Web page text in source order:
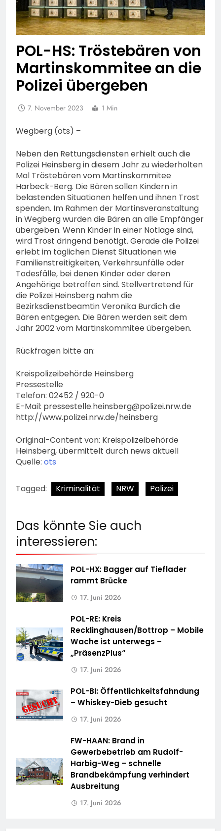
POL-HS: Tröstebären von
Martinskommitee an die
Polizei übergeben
7. November 2023 1 Min
Wegberg (ots) –
Neben den Rettungsdiensten erhielt auch die
Polizei Heinsberg in diesem Jahr zu wiederholten
Mal Tröstebären vom Martinskommitee
Harbeck-Berg. Die Bären sollen Kindern in
belastenden Situationen helfen und ihnen Trost
spenden. Im Rahmen der Martinsveranstaltung
in Wegberg wurden die Bären an alle Empfänger
übergeben. Wenn Kinder in einer Notlage sind,
wird Trost dringend benötigt. Gerade die Polizei
erlebt im täglichen Dienst Situationen wie
Familienstreitigkeiten, Verkehrsunfälle oder
Todesfälle, bei denen Kinder oder deren
Angehörige betroffen sind. Stellvertretend für
die Polizei Heinsberg nahm die
Bezirksdienstbeamtin Veronika Burdich die
Bären entgegen. Die Bären werden seit dem
Jahr 2002 vom Martinskommitee übergeben.
Rückfragen bitte an:
Kreispolizeibehörde Heinsberg
Pressestelle
Telefon: 02452 / 920-0
E-Mail: pressestelle.heinsberg@polizei.nrw.de
http://www.polizei.nrw.de/heinsberg
Original-Content von: Kreispolizeibehörde
Heinsberg, übermittelt durch news aktuell
Quelle: ots
Tagged: Kriminalität NRW Polizei
Das könnte Sie auch
interessieren:
POL-HX: Bagger auf Tieflader
rammt Brücke
17. Juni 2026
POL-RE: Kreis
Recklinghausen/Bottrop – Mobile
Wache ist unterwegs –
„PräsenzPlus“
17. Juni 2026
POL-BI: Öffentlichkeitsfahndung
– Whiskey-Dieb gesucht
17. Juni 2026
FW-HAAN: Brand in
Gewerbebetrieb am Rudolf-
Harbig-Weg – schnelle
Brandbekämpfung verhindert
Ausbreitung
17. Juni 2026